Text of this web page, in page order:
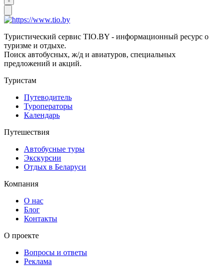
Туристический сервис TIO.BY - информационный ресурс о
туризме и отдыхе.
Поиск автобусных, ж/д и авиатуров, специальных
предложений и акций.
Туристам
Путеводитель
Туроператоры
Календарь
Путешествия
Автобусные туры
Экскурсии
Отдых в Беларуси
Компания
О нас
Блог
Контакты
О проекте
Вопросы и ответы
Реклама